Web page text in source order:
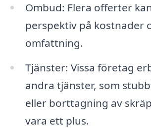
Ombud: Flera offerter
perspektiv på kostnader
omfattning.
Tjänster: Vissa företag
andra tjänster, som
eller borttagning av
vara ett plus.